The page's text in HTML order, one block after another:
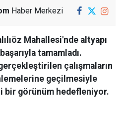
Haber Merkezi
Mahallesi'nde altyapı
tamamladı.
çalışmaların
geçilmesiyle
bir görünüm hedefleniyor.